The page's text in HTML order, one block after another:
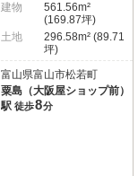
建物
561.56m²
(169.87坪)
土地
296.58m² (89.71
坪)
富山県富山市松若町
粟島（大阪屋ショップ前）
駅 徒歩8分